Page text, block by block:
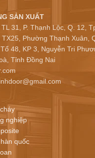
SẢN XUẤT
31, P. Thạnh Lộc, Q. 12,
TX25, Phường Thạnh Xuân,
48, KP 3, Nguyễn Tri
Tỉnh Đồng Nai
nghiệp
quốc